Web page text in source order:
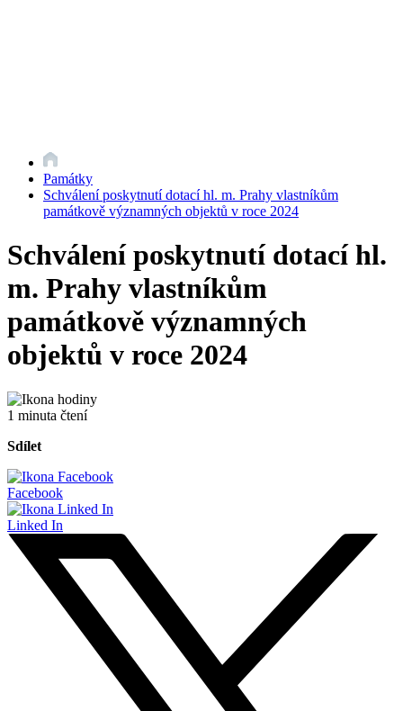
Památky
Schválení poskytnutí dotací hl. m. Prahy vlastníkům
památkově významných objektů v roce 2024
Schválení poskytnutí dotací hl.
m. Prahy vlastníkům
památkově významných
objektů v roce 2024
1 minuta čtení
Sdílet
Facebook
Linked In